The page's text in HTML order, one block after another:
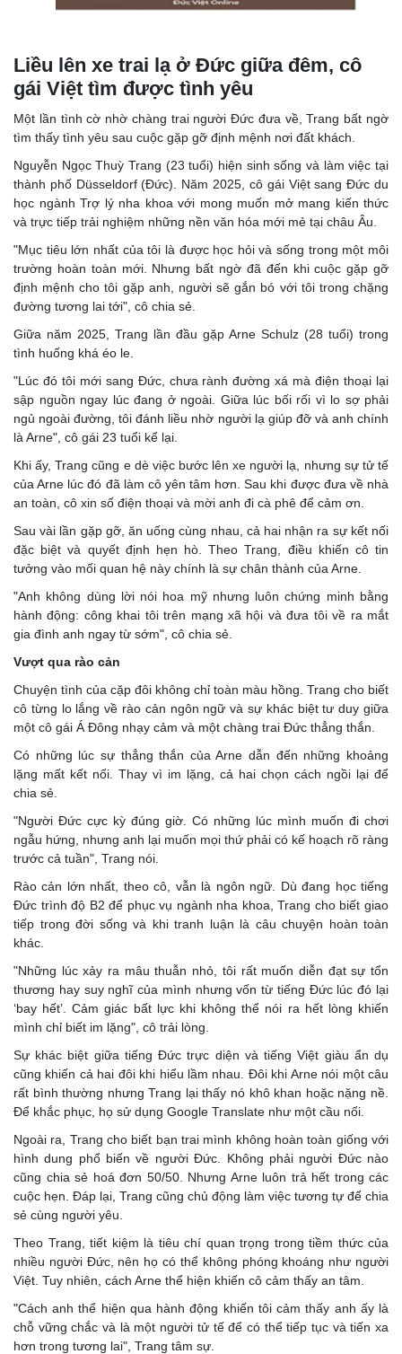
Liều lên xe trai lạ ở Đức giữa đêm, cô
gái Việt tìm được tình yêu
Một lần tình cờ nhờ chàng trai người Đức đưa về, Trang bất ngờ
tìm thấy tình yêu sau cuộc gặp gỡ định mệnh nơi đất khách.
Nguyễn Ngọc Thuỳ Trang (23 tuổi) hiện sinh sống và làm việc tại
thành phố Düsseldorf (Đức). Năm 2025, cô gái Việt sang Đức du
học ngành Trợ lý nha khoa với mong muốn mở mang kiến thức
và trực tiếp trải nghiệm những nền văn hóa mới mẻ tại châu Âu.
"Mục tiêu lớn nhất của tôi là được học hỏi và sống trong một môi
trường hoàn toàn mới. Nhưng bất ngờ đã đến khi cuộc gặp gỡ
định mệnh cho tôi gặp anh, người sẽ gắn bó với tôi trong chặng
đường tương lai tới", cô chia sẻ.
Giữa năm 2025, Trang lần đầu gặp Arne Schulz (28 tuổi) trong
tình huống khá éo le.
"Lúc đó tôi mới sang Đức, chưa rành đường xá mà điện thoại lại
sập nguồn ngay lúc đang ở ngoài. Giữa lúc bối rối vì lo sợ phải
ngủ ngoài đường, tôi đánh liều nhờ người lạ giúp đỡ và anh chính
là Arne", cô gái 23 tuổi kể lại.
Khi ấy, Trang cũng e dè việc bước lên xe người lạ, nhưng sự tử tế
của Arne lúc đó đã làm cô yên tâm hơn. Sau khi được đưa về nhà
an toàn, cô xin số điện thoại và mời anh đi cà phê để cảm ơn.
Sau vài lần gặp gỡ, ăn uống cùng nhau, cả hai nhận ra sự kết nối
đặc biệt và quyết định hẹn hò. Theo Trang, điều khiến cô tin
tưởng vào mối quan hệ này chính là sự chân thành của Arne.
"Anh không dùng lời nói hoa mỹ nhưng luôn chứng minh bằng
hành động: công khai tôi trên mạng xã hội và đưa tôi về ra mắt
gia đình anh ngay từ sớm", cô chia sẻ.
Vượt qua rào cản
Chuyện tình của cặp đôi không chỉ toàn màu hồng. Trang cho biết
cô từng lo lắng về rào cản ngôn ngữ và sự khác biệt tư duy giữa
một cô gái Á Đông nhạy cảm và một chàng trai Đức thẳng thắn.
Có những lúc sự thẳng thắn của Arne dẫn đến những khoảng
lặng mất kết nối. Thay vì im lặng, cả hai chọn cách ngồi lại để
chia sẻ.
"Người Đức cực kỳ đúng giờ. Có những lúc mình muốn đi chơi
ngẫu hứng, nhưng anh lại muốn mọi thứ phải có kế hoạch rõ ràng
trước cả tuần", Trang nói.
Rào cản lớn nhất, theo cô, vẫn là ngôn ngữ. Dù đang học tiếng
Đức trình độ B2 để phục vụ ngành nha khoa, Trang cho biết giao
tiếp trong đời sống và khi tranh luận là câu chuyện hoàn toàn
khác.
"Những lúc xảy ra mâu thuẫn nhỏ, tôi rất muốn diễn đạt sự tổn
thương hay suy nghĩ của mình nhưng vốn từ tiếng Đức lúc đó lại
‘bay hết’. Cảm giác bất lực khi không thể nói ra hết lòng khiến
mình chỉ biết im lặng", cô trải lòng.
Sự khác biệt giữa tiếng Đức trực diện và tiếng Việt giàu ẩn dụ
cũng khiến cả hai đôi khi hiểu lầm nhau. Đôi khi Arne nói một câu
rất bình thường nhưng Trang lại thấy nó khô khan hoặc nặng nề.
Để khắc phục, họ sử dụng Google Translate như một cầu nối.
Ngoài ra, Trang cho biết bạn trai mình không hoàn toàn giống với
hình dung phổ biến về người Đức. Không phải người Đức nào
cũng chia sẻ hoá đơn 50/50. Nhưng Arne luôn trả hết trong các
cuộc hẹn. Đáp lại, Trang cũng chủ động làm việc tương tự để chia
sẻ cùng người yêu.
Theo Trang, tiết kiệm là tiêu chí quan trọng trong tiềm thức của
nhiều người Đức, nên họ có thể không phóng khoáng như người
Việt. Tuy nhiên, cách Arne thể hiện khiến cô cảm thấy an tâm.
"Cách anh thể hiện qua hành động khiến tôi cảm thấy anh ấy là
chỗ vững chắc và là một người tử tế để có thể tiếp tục và tiến xa
hơn trong tương lai", Trang tâm sự.